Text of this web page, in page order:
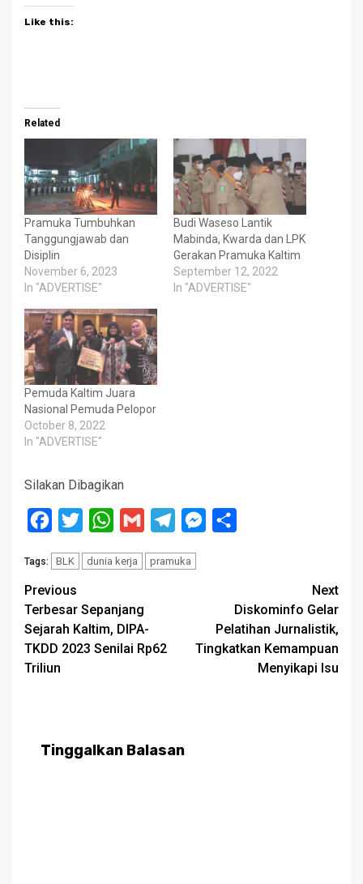
Like this:
Related
Pramuka Tumbuhkan
Tanggungjawab dan
Disiplin
November 6, 2023
In "ADVERTISE"
Budi Waseso Lantik
Mabinda, Kwarda dan LPK
Gerakan Pramuka Kaltim
September 12, 2022
In "ADVERTISE"
Pemuda Kaltim Juara
Nasional Pemuda Pelopor
October 8, 2022
In "ADVERTISE"
Silakan Dibagikan
Facebook
Twitter WhatsApp
Gmail TelegramMessenger
Tags: BLK dunia kerja pramuka
Post
navigation
Previous
Terbesar Sepanjang
Sejarah Kaltim, DIPA-
TKDD 2023 Senilai Rp62
Triliun
Next
Diskominfo Gelar
Pelatihan Jurnalistik,
Tingkatkan Kemampuan
Menyikapi Isu
Tinggalkan Balasan